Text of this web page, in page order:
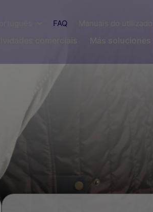
FAQ